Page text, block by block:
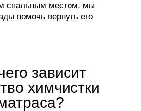
спальным местом, мы
помочь вернуть его
зависит
химчистки